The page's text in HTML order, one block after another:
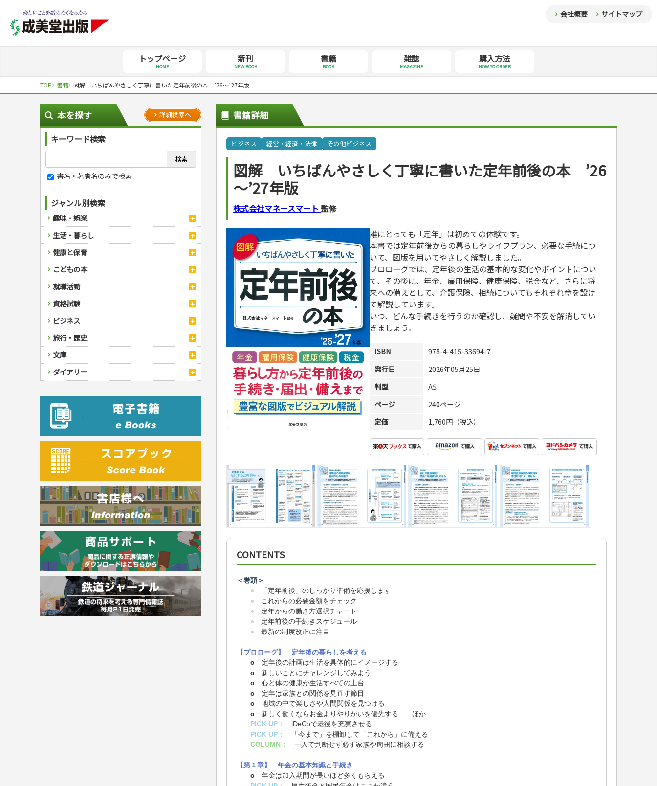
会社概要 サイトマップ
トップページ
HOME
新刊
NEW BOOK
書籍
BOOK
雑誌
MAGAZINE
購入方法
HOW TO ORDER
TOP 書籍 図解 いちばんやさしく丁寧に書いた定年前後の本 ’26～’27年版
本を探す 詳細検索へ
キーワード検索
書名・著者名のみで検索
ジャンル別検索
趣味・娯楽
スポーツ
スポーツルール
野球
ゴルフ
トレーニング
ジュニアスポーツ
その他スポーツ
自然・アウトドア・ペット
アウトドア
犬・猫
ペット・飼育
園芸・野菜づくり
雑学
娯楽・ゲーム・占い
ナンプレ
囲碁・将棋・麻雀
ゲーム・マジック
家相・風水・占い
カルチャー・芸術・趣味
鉄道・車・自転車
音楽・楽器
趣味・鑑賞・カメラ
絵画・デッサン
俳句・詩・ことば
辞典・語学
辞典
語学・旅行会話
運転免許
原付・二輪
普通免許
その他免許
生活・暮らし
料理
料理・レシピ
おもてなし・ごちそう料理
各国料理
お弁当
健康メニュー・ダイエット
調理器具クッキング
お菓子・ケーキ・パン
飲み物・お酒
手芸・クラフト
編み物
ソーイング
クラフト
住まい・インテリア・暮らし
インテリア・ハウジング
収納・掃除・暮らし
美容・ファッション
ダイエット・エクササイズ
メイク・ネイル・ヘア
着物・着つけ
冠婚葬祭・手紙・ペン字
冠婚葬祭・スピーチ・マナー
手紙・ペン字
妊娠・出産・育児
妊娠・出産・育児
離乳食・幼児食・こどもレシピ
健康と保育
家庭医学・健康
ツボ・マッサージ
家庭医学・病気
健康知識
栄養事典
生活習慣病
看護・介護
看護一般
介護一般
保育・教育
パネルシアター
指導マニュアル
こどもの本
児童一般
おりがみ・あやとり
なぞなぞ・ゲーム
占い・心理ゲーム
のりもの・ずかん
読み物・絵本
音と光のでる絵本
学参・ドリル
夏休みドリル
総復習ドリル
学習・地図
自由研究・読書感想文
えんぴつちょう
就職活動
就職活動
就職試験
公務員試験
資格試験
検定試験・資格試験
英語検定・TOEIC
漢字検定・数学検定
簿記検定
ケアマネジャー
介護・社会福祉士
司法書士・社労士
行政書士・宅建
FP
衛生管理・運行管理
建築・土木
電気・危険物
調理師
スキル・キャリアアップ
危険物取扱者
消防設備士
登録販売者
その他資格試験
ビジネス
経営・経済・法律
マネー・株・資産
簿記・経理・税金・保険
その他ビジネス
自己啓発
ビジネス読み物
旅行・歴史
国内・海外旅行
国外旅行
国内旅行
散歩・グルメ
地理・歴史
地理・地図
歴史
文庫
文庫
成美文庫
ダイアリー
プラチナダイアリー プレステージ
書籍詳細
ビジネス 経営・経済・法律 その他ビジネス
図解 いちばんやさしく丁寧に書いた定年前後の本 ’26
～’27年版
株式会社マネースマート 監修
誰にとっても「定年」は初めての体験です。
本書では定年前後からの暮らしやライフプラン、必要な手続につ
いて、図版を用いてやさしく解説しました。
プロローグでは、定年後の生活の基本的な変化やポイントについ
て、その後に、年金、雇用保険、健康保険、税金など、さらに将
来への備えとして、介護保険、相続についてもそれぞれ章を設け
て解説しています。
いつ、どんな手続きを行うのか確認し、疑問や不安を解消してい
きましょう。
ISBN
978-4-415-33694-7
発行日
2026年05月25日
判型
A5
ページ
240ページ
定価
1,760円（税込）
CONTENTS
＜巻頭＞
● 「定年前後」のしっかり準備を応援します
● これからの必要金額をチェック
● 定年からの働き方選択チャート
● 定年前後の手続きスケジュール
● 最新の制度改正に注目
【プロローグ】 定年後の暮らしを考える
o 定年後の計画は生活を具体的にイメージする
o 新しいことにチャレンジしてみよう
o 心と体の健康が生活すべての土台
o 定年は家族との関係を見直す節目
o 地域の中で楽しさや人間関係を見つける
o 新しく働くならお金よりやりがいを優先する ほか
PICK UP：
iDeCoで老後を充実させる
PICK UP：
「今まで」を棚卸して「これから」に備える
COLUMN：
一人で判断せず必ず家族や周囲に相談する
【第１章】 年金の基本知識と手続き
o 年金は加入期間が長いほど多くもらえる